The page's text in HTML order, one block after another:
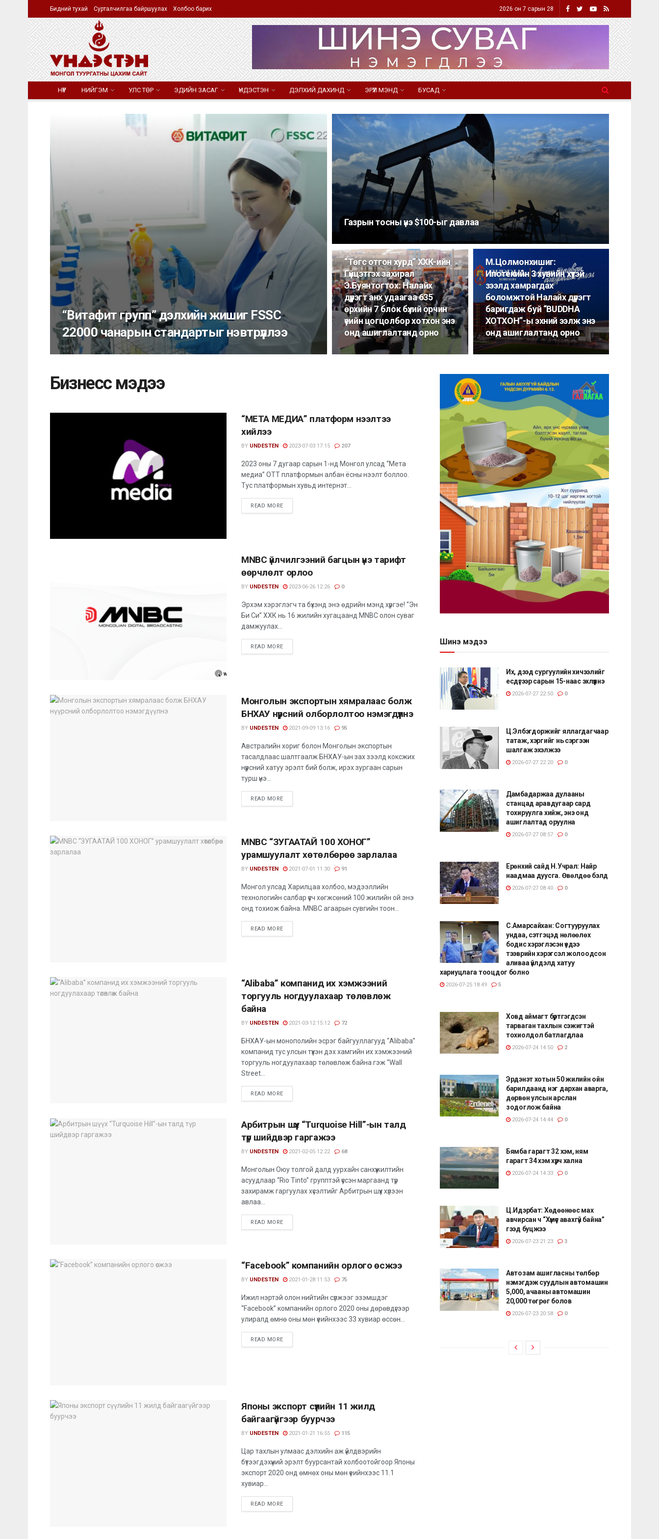
Бидний тухай Сурталчилгаа байршуулах Холбоо барих 2026 он 7 сарын 28
НҮҮР НИЙГЭМ УЛС ТӨР ЭДИЙН ЗАСАГ ҮНДЭСТЭН ДЭЛХИЙ ДАХИНД ЭРҮҮЛ МЭНД БУСАД
“Витафит групп” дэлхийн жишиг FSSC
22000 чанарын стандартыг нэвтрүүллээ
Газрын тосны үнэ $100-ыг давлаа
“Төгс отгон хурд” ХХК-ийн
Гүйцэтгэх захирал
Э.Буянтогтох: Налайх
дүүрэгт анх удаагаа 635
өрхийн 7 блок бүхий орчин
үеийн цогцолбор хотхон энэ
онд ашиглалтанд орно
М.Цолмонхишиг:
Ипотекийн 3 хувийн хүүтэй
зээлд хамрагдах
боломжтой Налайх дүүрэгт
баригдаж буй “BUDDHA
ХОТХОН”-ы эхний ээлж энэ
онд ашиглалтанд орно
Бизнесс мэдээ
“МЕТА МЕДИА” платформ нээлтээ
хийлээ
BY UNDESTEN 2023-07-03 17:15 207
​2023 оны 7 дугаар сарын 1-нд Монгол улсад “Мета
медиа” OTT платформын албан ёсны нээлт боллоо.
Тус платформын хувьд интернэт...
READ MORE
MNBC үйлчилгээний багцын үнэ тарифт
өөрчлөлт орлоо
BY UNDESTEN 2023-06-26 12:26 0
Эрхэм хэрэглэгч та бүхэнд энэ өдрийн мэнд хүргэе! “Эн
Би Си” ХХК нь 16 жилийн хугацаанд MNBC олон суваг
дамжуулах...
READ MORE
​Монголын экспортын хямралаас болж
БНХАУ нүүрсний олборлолтоо нэмэгдүүлнэ
BY UNDESTEN 2021-09-09 13:16 95
Австралийн хориг болон Монголын экспортын
тасалдлаас шалтгаалж БНХАУ-ын зах зээлд коксжих
нүүрсний хатуу эрэлт бий болж, ирэх зургаан сарын
турш үнэ...
READ MORE
MNBC “ЗУГААТАЙ 100 ХОНОГ”
урамшуулалт хөтөлбөрөө зарлалаа
BY UNDESTEN 2021-07-01 11:30 91
Монгол улсад Харилцаа холбоо, мэдээллийн
технологийн салбар үүсч хөгжсөний 100 жилийн ой энэ
онд тохиож байна. MNBC агаарын сувгийн тоон...
READ MORE
“Alibaba” компанид их хэмжээний
торгууль ногдуулахаар төлөвлөж
байна
BY UNDESTEN 2021-03-12 15:12 72
БНХАУ-ын монополийн эсрэг байгууллагууд “Alibaba”
компанид тус улсын түүхэн дэх хамгийн их хэмжээний
торгууль ногдуулахаар төлөвлөж байна гэж “Wall
Street...
READ MORE
Арбитрын шүүх “Turquoise Hill”-ын талд
түр шийдвэр гаргажээ
BY UNDESTEN 2021-02-05 12:22 68
Монголын Оюу толгой далд уурхайн санхүүжилтийн
асуудлаар “Rio Tinto” групптэй үүссэн маргаанд түр
захирамж гаргуулах хүсэлтийг Арбитрын шүүх хүлээн
авлаа...
READ MORE
“Facebook” компанийн орлого өсжээ
BY UNDESTEN 2021-01-28 11:53 75
Ижил нэртэй олон нийтийн сүлжээг эзэмшдэг
“Facebook” компанийн орлого 2020 оны дөрөвдүгээр
улиралд өмнө оны мөн үеийнхээс 33 хувиар өссөн...
READ MORE
Японы экспорт сүүлийн 11 жилд
байгаагүйгээр буурчээ
BY UNDESTEN 2021-01-21 16:55 115
Цар тахлын улмаас дэлхийн аж үйлдвэрийн
бүтээгдэхүүний эрэлт буурсантай холбоотойгоор Японы
экспорт 2020 онд өмнөх оны мөн үеийнхээс 11.1
хувиар...
READ MORE
Шинэ мэдээ
Их, дээд сургуулийн хичээлийг
есдүгээр сарын 15-наас эхлүүлнэ
2026-07-27 22:50 0
Ц.Элбэгдоржийг яллагдагчаар
татаж, хэргийг нь сэргээн
шалгаж эхэлжээ
2026-07-27 22:20 0
Дамбадаржаа дулааны
станцад аравдугаар сард
тохируулга хийж, энэ онд
ашиглалтад оруулна
2026-07-27 08:57 0
Ерөнхий сайд Н.Учрал: Найр
наадмаа дуусга. Өвөлдөө бэлд
2026-07-27 08:40 0
С.Амарсайхан: Согтууруулах
ундаа, сэтгэцэд нөлөөлөх
бодис хэрэглэсэн үедээ
тээврийн хэрэгсэл жолоодсон
аливаа үйлдэлд хатуу
хариуцлага тооцдог болно
2026-07-25 18:49 5
Ховд аймагт бүртгэгдсэн
тарваган тахлын сэжигтэй
тохиолдол батлагдлаа
2026-07-24 14:50 2
Эрдэнэт хотын 50 жилийн ойн
барилдаанд нэг дархан аварга,
дөрвөн улсын арслан
зодоглож байна
2026-07-24 14:44 0
Бямба гарагт 32 хэм, ням
гарагт 34 хэм хүрч хална
2026-07-24 14:33 0
Ц.Идэрбат: Хөдөөнөөс мах
авчирсан ч “Хүмүүс авахгүй байна”
гээд буцжээ
2026-07-23 21:23 3
Автозам ашигласны төлбөр
нэмэгдэж суудлын автомашин
5,000, ачааны автомашин
20,000 төгрөг болов
2026-07-23 20:58 0